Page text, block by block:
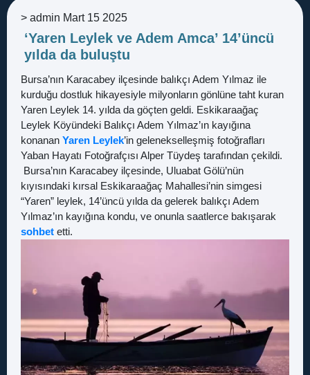
> admin Mart 15 2025
‘Yaren Leylek ve Adem Amca’ 14’üncü
yılda da buluştu
Bursa’nın Karacabey ilçesinde balıkçı Adem Yılmaz ile
kurduğu dostluk hikayesiyle milyonların gönlüne taht kuran
Yaren Leylek 14. yılda da göçten geldi. Eskikaraağaç
Leylek Köyündeki Balıkçı Adem Yılmaz’ın kayığına
konanan Yaren Leylek’in gelenekselleşmiş fotoğrafları
Yaban Hayatı Fotoğrafçısı Alper Tüydeş tarafından çekildi.
Bursa’nın Karacabey ilçesinde, Uluabat Gölü’nün
kıyısındaki kırsal Eskikaraağaç Mahallesi’nin simgesi
“Yaren” leylek, 14’üncü yılda da gelerek balıkçı Adem
Yılmaz’ın kayığına kondu, ve onunla saatlerce bakışarak
sohbet etti.